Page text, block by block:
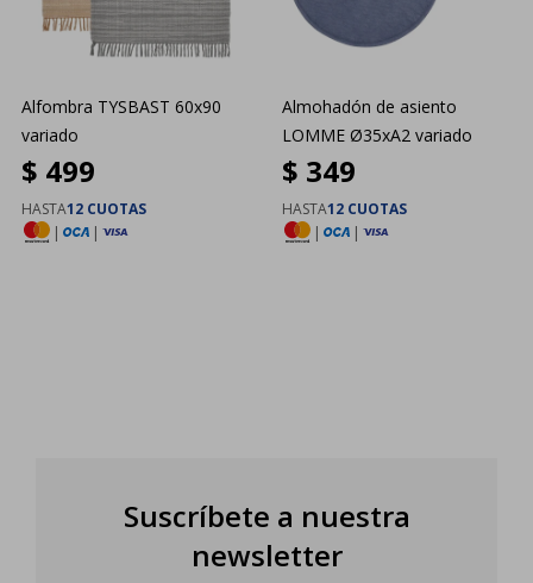
Alfombra TYSBAST 60x90
variado
$ 499
HASTA12 CUOTAS
|
|
Almohadón de asiento
LOMME Ø35xA2 variado
$ 349
HASTA12 CUOTAS
|
|
Suscríbete a nuestra
newsletter